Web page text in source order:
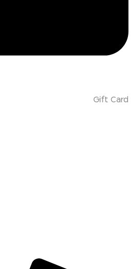
Gift Card